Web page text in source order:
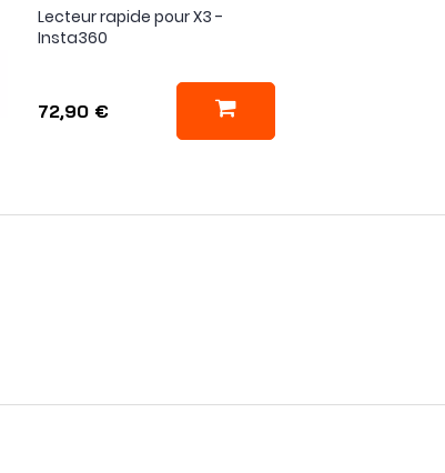
Lecteur rapide pour X3 -
Insta360
72,90 €